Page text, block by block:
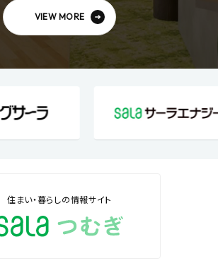
VIEW MORE
住まい・暮らしの情報サイト